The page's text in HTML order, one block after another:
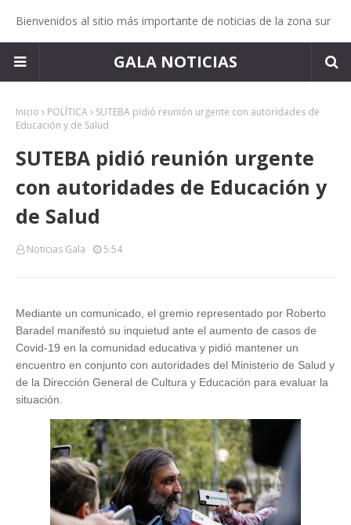
Bienvenidos al sitio más importante de noticias de la zona sur
GALA NOTICIAS
Inicio POLÍTICA
SUTEBA pidió reunión urgente con autoridades de
Educación y de Salud
SUTEBA pidió reunión urgente
con autoridades de Educación y
de Salud
Noticias Gala 5:54
Mediante un comunicado, el gremio representado por Roberto
Baradel manifestó su inquietud ante el aumento de casos de
Covid-19 en la comunidad educativa y pidió mantener un
encuentro en conjunto con autoridades del Ministerio de Salud y
de la Dirección General de Cultura y Educación para evaluar la
situación.